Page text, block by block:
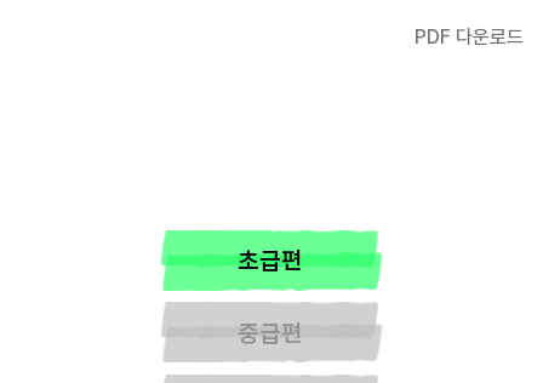
PDF 다운로드
초급편
중급편